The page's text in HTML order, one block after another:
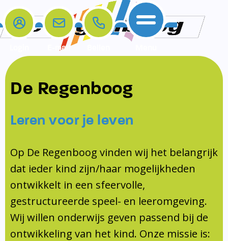
Home
De school
Opleiding en Stage
KomKids
Schoolvakanties
Ouderraad
Medezeggenschapsraad
Documentatie
Ouders
Ouders
Contact
Contact
Contact
Samenwerkingen
Samenwerkingen
Schoollogopedist
E-mail
De Regenboog
Leren voor je leven
Op De Regenboog vinden wij het belangrijk
dat ieder kind zijn/haar mogelijkheden
ontwikkelt in een sfeervolle,
gestructureerde speel- en leeromgeving.
Wij willen onderwijs geven passend bij de
ontwikkeling van het kind. Onze missie is: